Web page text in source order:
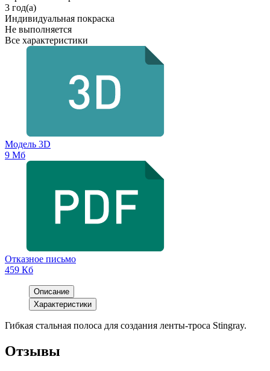
3 год(а)
Индивидуальная покраска
Не выполняется
Все характеристики
Модель 3D
9 Мб
Отказное письмо
459 Кб
Описание
Характеристики
Гибкая стальная полоса для создания ленты-троса Stingray.
Отзывы